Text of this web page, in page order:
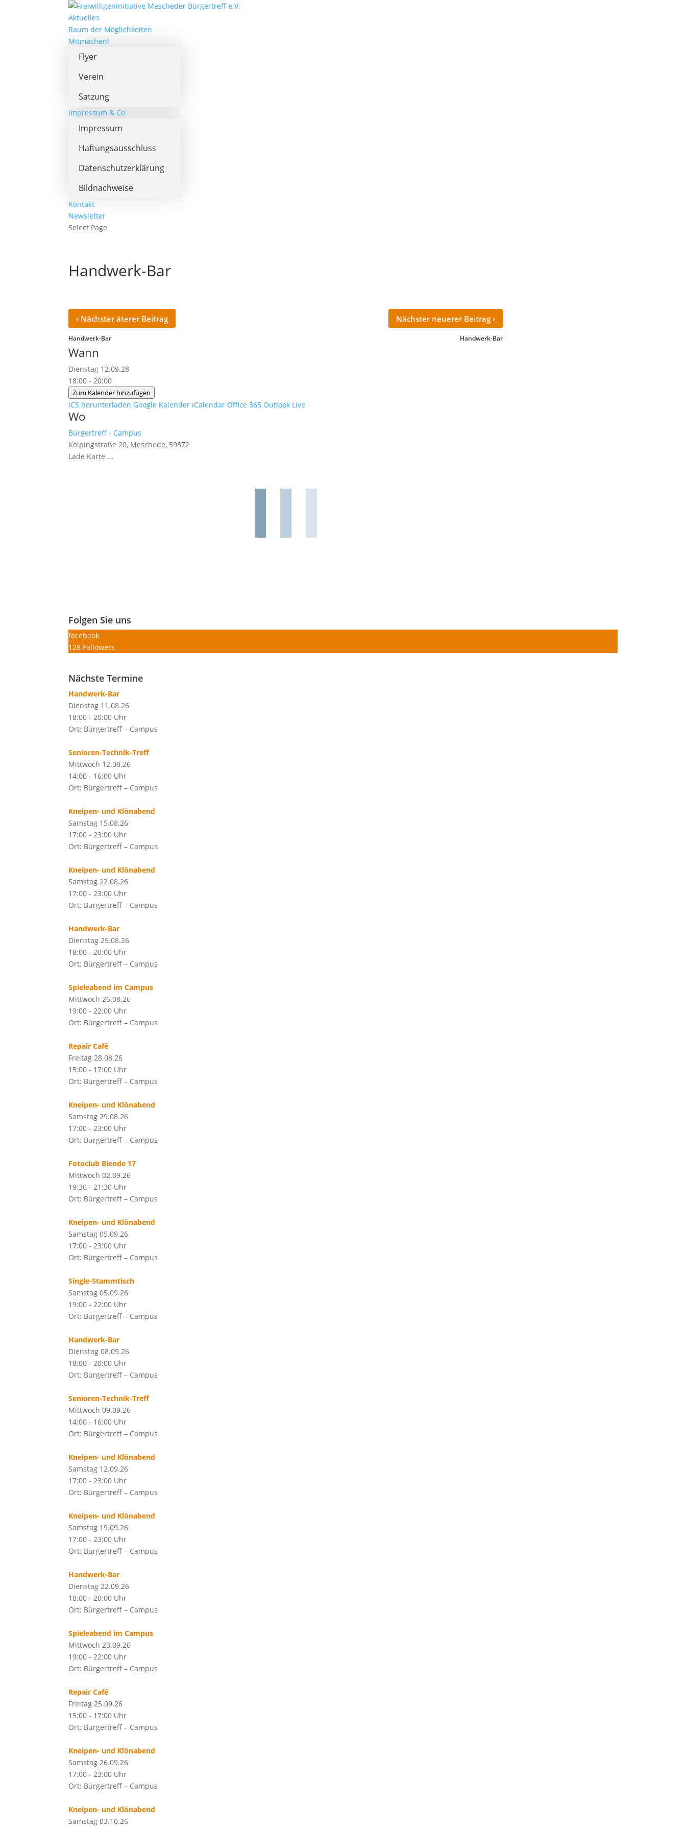
Aktuelles
Raum der Möglichkeiten
Mitmachen!
Flyer
Verein
Satzung
Impressum & Co
Impressum
Haftungsausschluss
Datenschutzerklärung
Bildnachweise
Kontakt
Newsletter
Select Page
Handwerk-Bar
‹ Nächster äterer Beitrag
Handwerk-Bar
Nächster neuerer Beitrag›
Handwerk-Bar
Wann
Dienstag 12.09.28
18:00 - 20:00
Zum Kalender hinzufügen
ICS herunterladen Google Kalender iCalendar Office 365 Outlook Live
Wo
Bürgertreff - Campus
Kolpingstraße 20, Meschede, 59872
Lade Karte ...
Folgen Sie uns
facebook
128 Followers
Nächste Termine
Handwerk-Bar
Dienstag 11.08.26
18:00 - 20:00 Uhr
Ort: Bürgertreff – Campus
Senioren-Technik-Treff
Mittwoch 12.08.26
14:00 - 16:00 Uhr
Ort: Bürgertreff – Campus
Kneipen- und Klönabend
Samstag 15.08.26
17:00 - 23:00 Uhr
Ort: Bürgertreff – Campus
Kneipen- und Klönabend
Samstag 22.08.26
17:00 - 23:00 Uhr
Ort: Bürgertreff – Campus
Handwerk-Bar
Dienstag 25.08.26
18:00 - 20:00 Uhr
Ort: Bürgertreff – Campus
Spieleabend im Campus
Mittwoch 26.08.26
19:00 - 22:00 Uhr
Ort: Bürgertreff – Campus
Repair Café
Freitag 28.08.26
15:00 - 17:00 Uhr
Ort: Bürgertreff – Campus
Kneipen- und Klönabend
Samstag 29.08.26
17:00 - 23:00 Uhr
Ort: Bürgertreff – Campus
Fotoclub Blende 17
Mittwoch 02.09.26
19:30 - 21:30 Uhr
Ort: Bürgertreff – Campus
Kneipen- und Klönabend
Samstag 05.09.26
17:00 - 23:00 Uhr
Ort: Bürgertreff – Campus
Single-Stammtisch
Samstag 05.09.26
19:00 - 22:00 Uhr
Ort: Bürgertreff – Campus
Handwerk-Bar
Dienstag 08.09.26
18:00 - 20:00 Uhr
Ort: Bürgertreff – Campus
Senioren-Technik-Treff
Mittwoch 09.09.26
14:00 - 16:00 Uhr
Ort: Bürgertreff – Campus
Kneipen- und Klönabend
Samstag 12.09.26
17:00 - 23:00 Uhr
Ort: Bürgertreff – Campus
Kneipen- und Klönabend
Samstag 19.09.26
17:00 - 23:00 Uhr
Ort: Bürgertreff – Campus
Handwerk-Bar
Dienstag 22.09.26
18:00 - 20:00 Uhr
Ort: Bürgertreff – Campus
Spieleabend im Campus
Mittwoch 23.09.26
19:00 - 22:00 Uhr
Ort: Bürgertreff – Campus
Repair Café
Freitag 25.09.26
15:00 - 17:00 Uhr
Ort: Bürgertreff – Campus
Kneipen- und Klönabend
Samstag 26.09.26
17:00 - 23:00 Uhr
Ort: Bürgertreff – Campus
Kneipen- und Klönabend
Samstag 03.10.26